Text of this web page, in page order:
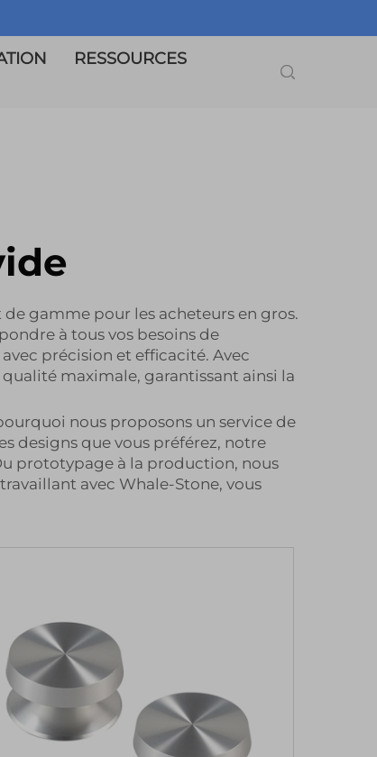
RESSOURCES
gamme pour les acheteurs en gros.
à tous vos besoins de
précision et efficacité. Avec
maximale, garantissant ainsi la
nous proposons un service de
designs que vous préférez, notre
prototypage à la production, nous
avec Whale-Stone, vous